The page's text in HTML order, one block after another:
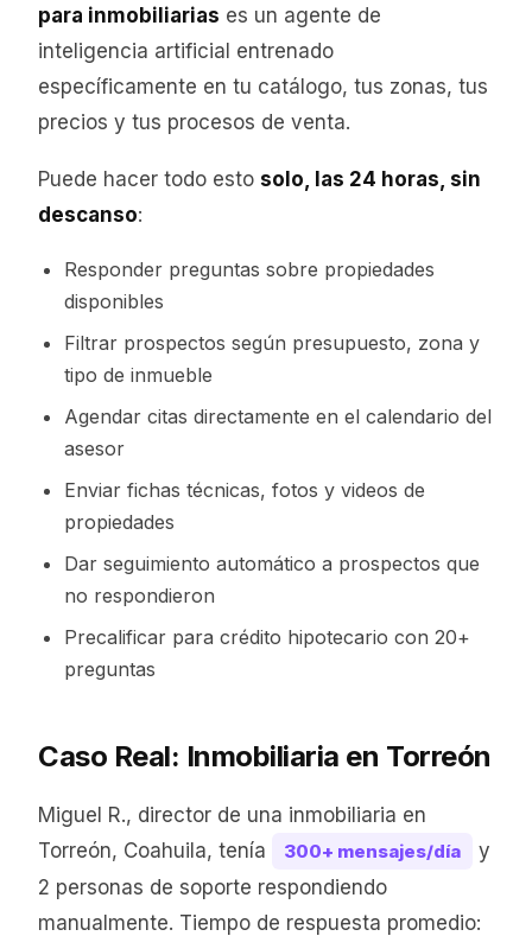
para inmobiliarias es un agente de
inteligencia artificial entrenado
específicamente en tu catálogo, tus zonas, tus
precios y tus procesos de venta.
Puede hacer todo esto solo, las 24 horas, sin
descanso:
Responder preguntas sobre propiedades
disponibles
Filtrar prospectos según presupuesto, zona y
tipo de inmueble
Agendar citas directamente en el calendario del
asesor
Enviar fichas técnicas, fotos y videos de
propiedades
Dar seguimiento automático a prospectos que
no respondieron
Precalificar para crédito hipotecario con 20+
preguntas
Caso Real: Inmobiliaria en Torreón
Miguel R., director de una inmobiliaria en
Torreón, Coahuila, tenía
300+ mensajes/día
y
2 personas de soporte respondiendo
manualmente. Tiempo de respuesta promedio: